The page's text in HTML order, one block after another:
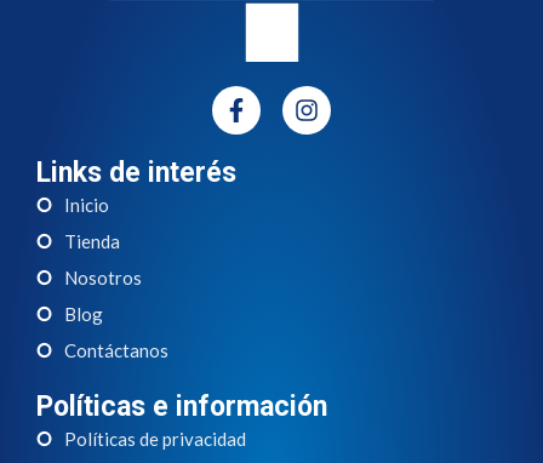
Links de interés
Inicio
Tienda
Nosotros
Blog
Contáctanos
Políticas e información
Políticas de privacidad